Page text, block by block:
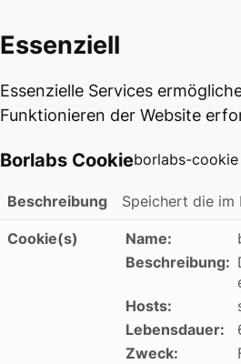
Essenziell
Essenzielle Services
Funktionieren der Website
Borlabs Cookieborlabs-cookie
Beschreibung Speichert die im
Cookie(s) Name:
Beschreibung:
Hosts:
Lebensdauer:
Zweck: